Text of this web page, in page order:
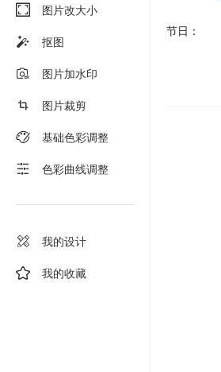
图片改大小
抠图
图片加水印
图片裁剪
基础色彩调整
色彩曲线调整
我的设计
我的收藏
节日：